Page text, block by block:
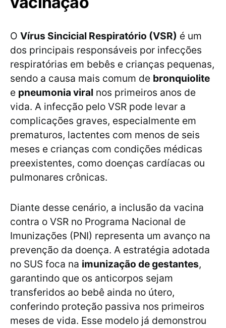
O Vírus Sincicial Respiratório (VSR) é um
dos principais responsáveis por infecções
respiratórias em bebês e crianças pequenas,
sendo a causa mais comum de bronquiolite
e pneumonia viral nos primeiros anos de
vida. A infecção pelo VSR pode levar a
complicações graves, especialmente em
prematuros, lactentes com menos de seis
meses e crianças com condições médicas
preexistentes, como doenças cardíacas ou
pulmonares crônicas.
Diante desse cenário, a inclusão da vacina
contra o VSR no Programa Nacional de
Imunizações (PNI) representa um avanço na
prevenção da doença. A estratégia adotada
no SUS foca na imunização de gestantes,
garantindo que os anticorpos sejam
transferidos ao bebê ainda no útero,
conferindo proteção passiva nos primeiros
meses de vida. Esse modelo já demonstrou